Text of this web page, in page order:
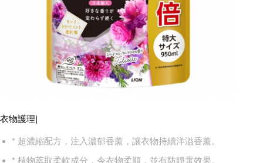
衣物護理|
* 超濃縮配方，注入濃郁香薰，讓衣物持續洋溢香薰。
* 植物萃取柔軟成分，令衣物柔順，並有防靜電效果。